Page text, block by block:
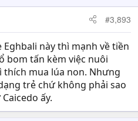
#3,893
Eghbali này thì mạnh về tiền
bom tấn kèm việc nuôi
thích mua lúa non. Nhưng
trẻ chứ không phải sao
ấy.